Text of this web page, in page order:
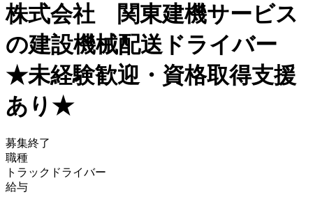
株式会社 関東建機サービス
の建設機械配送ドライバー
★未経験歓迎・資格取得支援
あり★
募集終了
職種
トラックドライバー
給与